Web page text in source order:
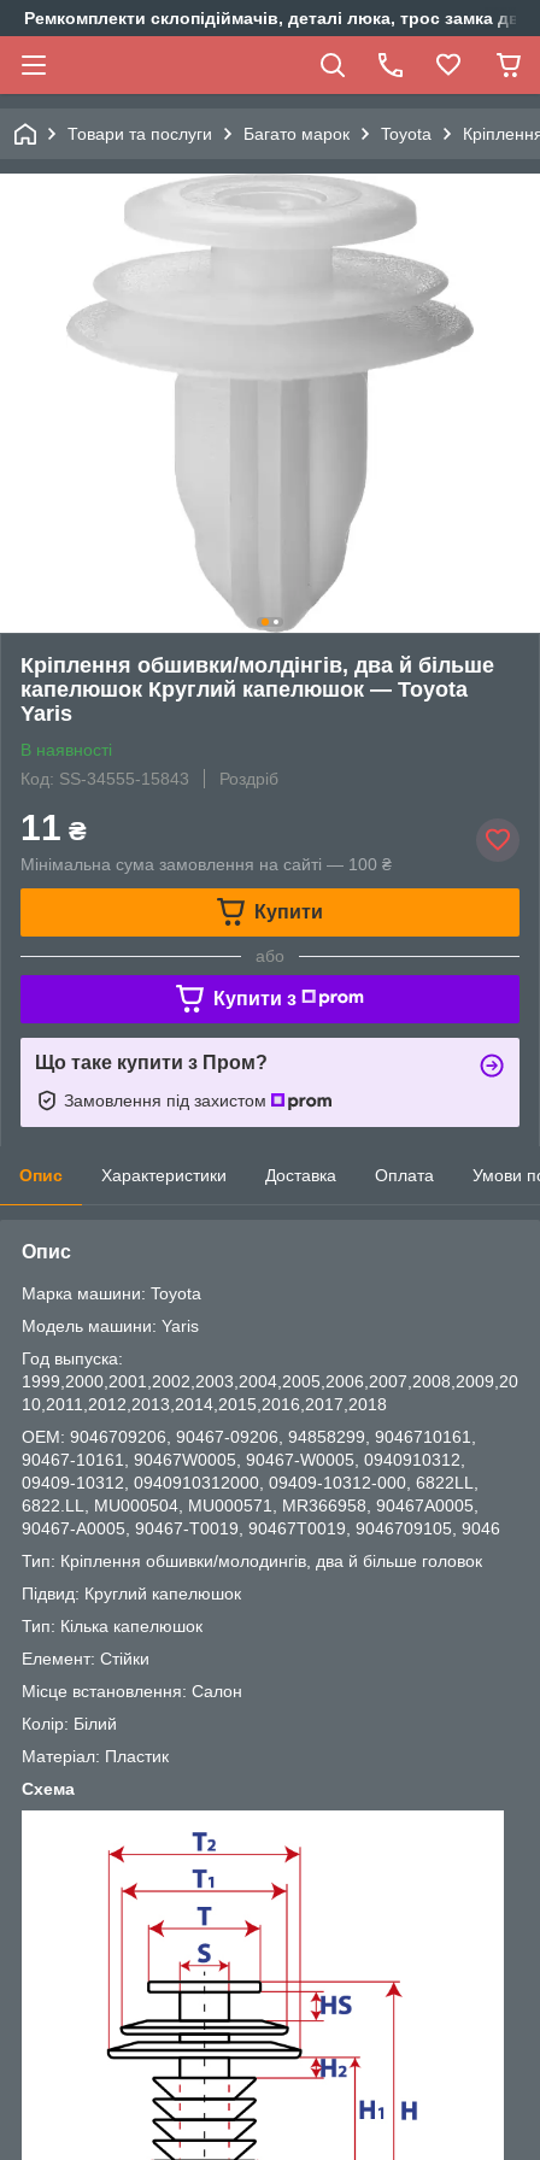
Ремкомплекти склопідіймачів, деталі люка, трос замка
Товари та послуги Багато марок Toyota
Кріплення обшивки/молдінгів, два й більше
капелюшок Круглий капелюшок — Toyota
Yaris
В наявності
Код: SS-34555-15843
Роздріб
11 ₴
Мінімальна сума замовлення на сайті — 100 ₴
Купити
або
Купити з
Що таке купити з Пром?
Замовлення під захистом
Опис Характеристики Доставка Оплата Умови
Опис
Марка машини: Toyota
Модель машини: Yaris
Год выпуска:
1999,2000,2001,2002,2003,2004,2005,2006,2007,2008,2009,20
10,2011,2012,2013,2014,2015,2016,2017,2018
OEM: 9046709206, 90467-09206, 94858299, 9046710161,
90467-10161, 90467W0005, 90467-W0005, 0940910312,
09409-10312, 0940910312000, 09409-10312-000, 6822LL,
6822.LL, MU000504, MU000571, MR366958, 90467A0005,
90467-A0005, 90467-T0019, 90467T0019, 9046709105, 9046
Тип: Кріплення обшивки/молодингів, два й більше головок
Підвид: Круглий капелюшок
Тип: Кілька капелюшок
Елемент: Стійки
Місце встановлення: Салон
Колір: Білий
Матеріал: Пластик
Схема